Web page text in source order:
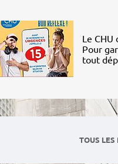
Le CHU
Pour
tout
TOUS LES